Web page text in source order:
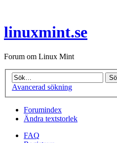
linuxmint.se
Forum om Linux Mint
Avancerad sökning
Forumindex
Ändra textstorlek
FAQ